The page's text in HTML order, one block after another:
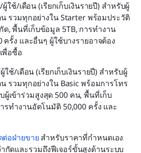
ผู้ใช้/เดือน (เรียกเก็บเงินรายปี) สำหรับผู้
รวมทุกอย่างใน Starter พร้อมประวัติ
, พื้นที่เก็บข้อมูล 5TB, การทำงาน
เพื่อซื้อ
ใช้/เดือน (เรียกเก็บเงินรายปี) สำหรับผู้
รวมทุกอย่างใน Basic พร้อมการโทร
เข้าร่วมสูงสุด 500 คน, พื้นที่เก็บ
รทำงานอัตโนมัติ 50,000 ครั้ง และ
ต่อฝ่ายขาย สำหรับราคาที่กำหนดเอง
กัดและรวมถึงฟีเจอร์ขั้นสูงด้านระบบ